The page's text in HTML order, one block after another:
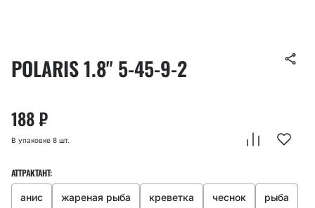
POLARIS 1.8" 5-45-9-2
188₽
В упаковке 8 шт.
АТТРАКТАНТ:
анис жареная рыба креветка чеснок рыба